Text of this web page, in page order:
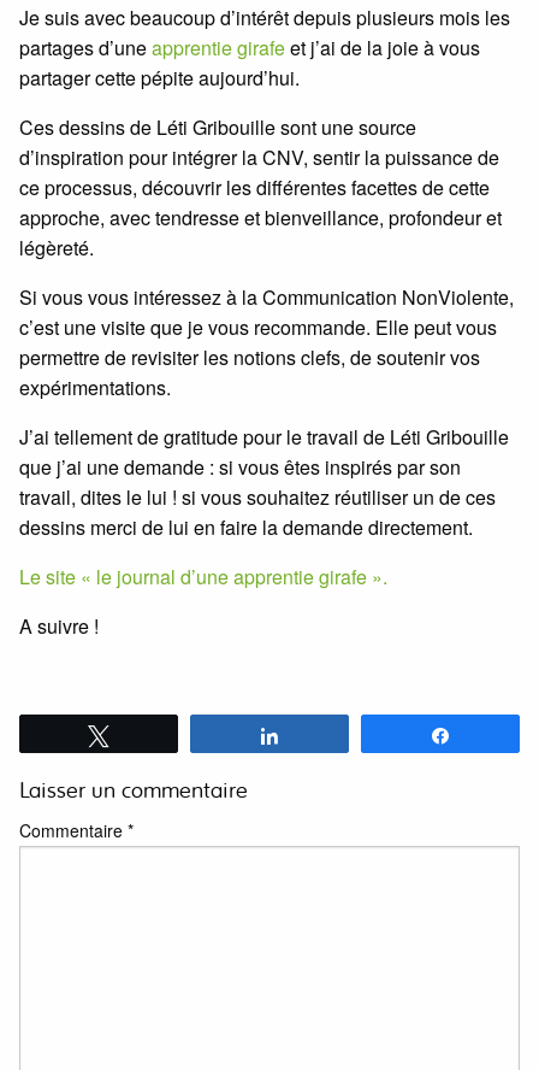
Je suis avec beaucoup d’intérêt depuis plusieurs mois les
partages d’uneapprentie girafeet j’ai de la joie à vous
partager cette pépite aujourd’hui.
Ces dessins de Léti Gribouille sont une source
d’inspiration pour intégrer la CNV, sentir la puissance de
ce processus, découvrir les différentes facettes de cette
approche, avec tendresse et bienveillance, profondeur et
légèreté.
Si vous vous intéressez à la Communication NonViolente,
c’est une visite que je vous recommande. Elle peut vous
permettre de revisiter les notions clefs, de soutenir vos
expérimentations.
J’ai tellement de gratitude pour le travail de Léti Gribouille
que j’ai une demande : si vous êtes inspirés par son
travail, dites le lui ! si vous souhaitez réutiliser un de ces
dessins merci de lui en faire la demande directement.
Le site « le journal d’une apprentie girafe ».
A suivre !
Laisser un commentaire
Commentaire *